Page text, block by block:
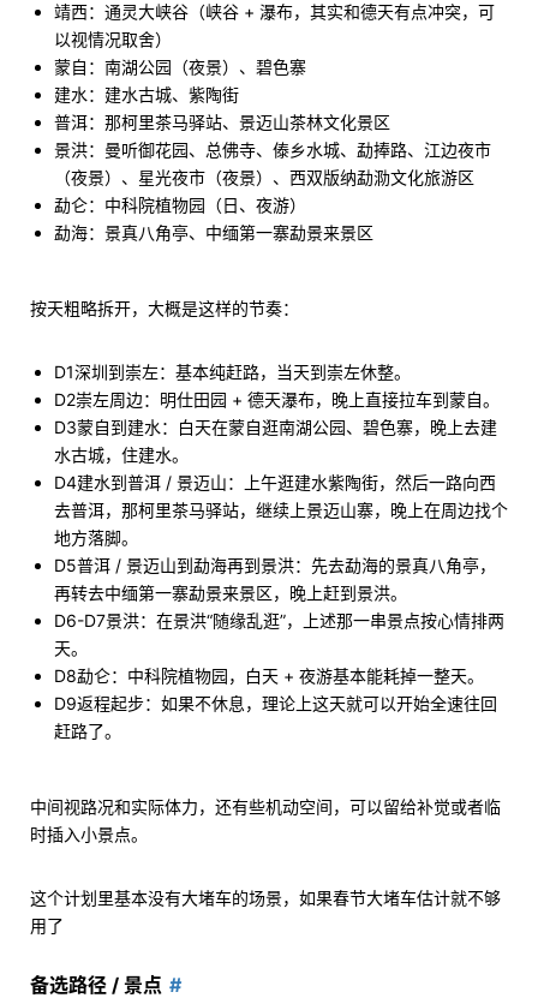
靖西：通灵大峡谷（峡谷 + 瀑布，其实和德天有点冲突，可
以视情况取舍）
蒙自：南湖公园（夜景）、碧色寨
建水：建水古城、紫陶街
普洱：那柯里茶马驿站、景迈山茶林文化景区
景洪：曼听御花园、总佛寺、傣乡水城、勐捧路、江边夜市
（夜景）、星光夜市（夜景）、西双版纳勐泐文化旅游区
勐仑：中科院植物园（日、夜游）
勐海：景真八角亭、中缅第一寨勐景来景区
按天粗略拆开，大概是这样的节奏：
D1深圳到崇左：基本纯赶路，当天到崇左休整。
D2崇左周边：明仕田园 + 德天瀑布，晚上直接拉车到蒙自。
D3蒙自到建水：白天在蒙自逛南湖公园、碧色寨，晚上去建
水古城，住建水。
D4建水到普洱 / 景迈山：上午逛建水紫陶街，然后一路向西
去普洱，那柯里茶马驿站，继续上景迈山寨，晚上在周边找个
地方落脚。
D5普洱 / 景迈山到勐海再到景洪：先去勐海的景真八角亭，
再转去中缅第一寨勐景来景区，晚上赶到景洪。
D6-D7景洪：在景洪“随缘乱逛”，上述那一串景点按心情排两
天。
D8勐仑：中科院植物园，白天 + 夜游基本能耗掉一整天。
D9返程起步：如果不休息，理论上这天就可以开始全速往回
赶路了。
中间视路况和实际体力，还有些机动空间，可以留给补觉或者临
时插入小景点。
这个计划里基本没有大堵车的场景，如果春节大堵车估计就不够
用了
备选路径 / 景点